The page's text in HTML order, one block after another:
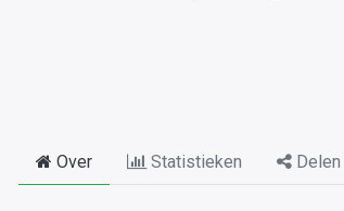
Over Statistieken Delen